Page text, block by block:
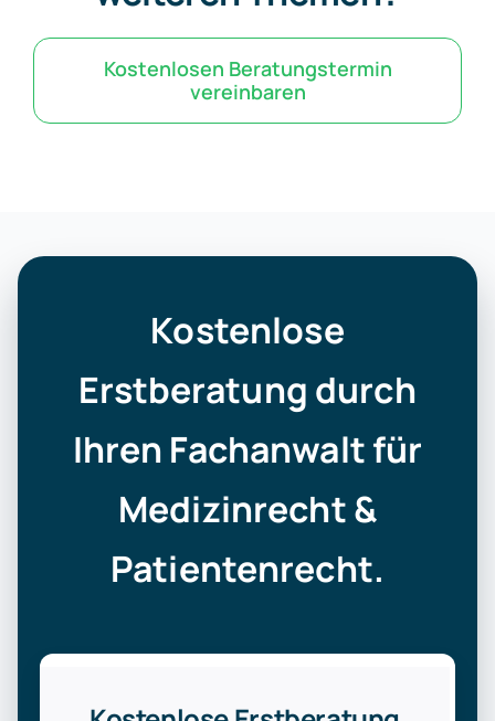
Kostenlosen Beratungstermin
vereinbaren
Kostenlose
Erstberatung durch
Ihren Fachanwalt für
Medizinrecht &
Patientenrecht.